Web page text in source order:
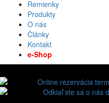
Remienky
Produkty
O nás
Články
Kontakt
e-Shop